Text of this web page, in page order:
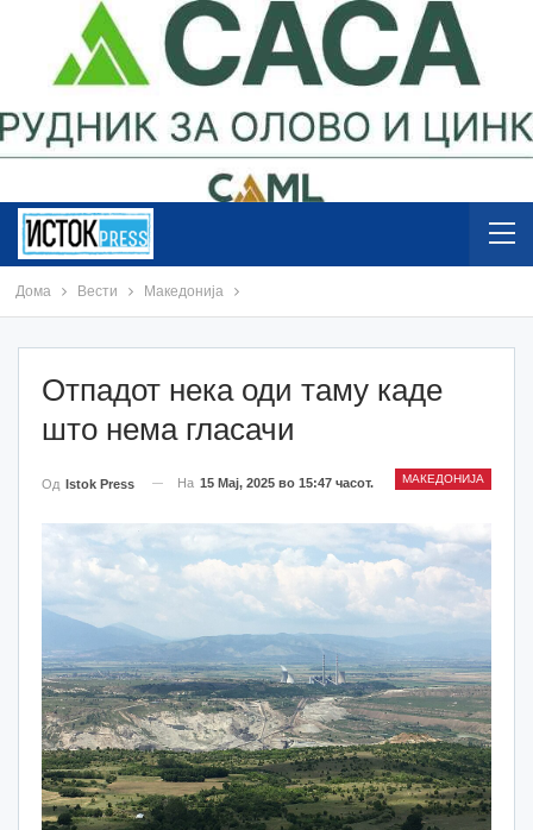
Дома Вести Македонија
Отпадот нека оди таму каде
што нема гласачи
МАКЕДОНИЈА
Од Istok Press На 15 Мај, 2025 во 15:47 часот.